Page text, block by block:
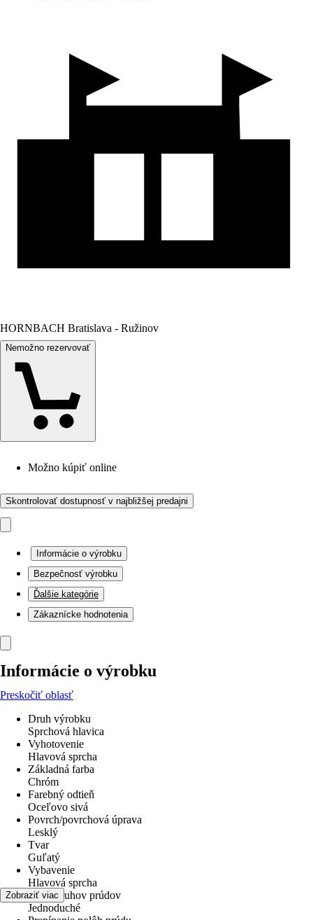
HORNBACH Bratislava - Ružinov
Nemožno rezervovať
Možno kúpiť online
Skontrolovať dostupnosť v najbližšej predajni
Informácie o výrobku
Bezpečnosť výrobku
Ďalšie kategórie
Zákaznícke hodnotenia
Informácie o výrobku
Preskočiť oblasť
Druh výrobku
Sprchová hlavica
Vyhotovenie
Hlavová sprcha
Základná farba
Chróm
Farebný odtieň
Oceľovo sivá
Povrch/povrchová úprava
Lesklý
Tvar
Guľatý
Vybavenie
Hlavová sprcha
Počet druhov prúdov
Jednoduché
Zobraziť viac